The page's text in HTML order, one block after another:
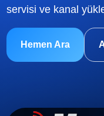
servisi ve kanal
Hemen Ara